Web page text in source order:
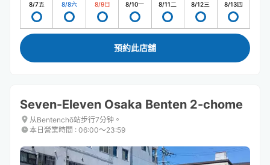
8/7五 8/8六 8/9日 8/10一 8/11二 8/12三 8/13四
預約此店舖
Seven-Eleven Osaka Benten 2-chome
从Bentenchō站步行7分钟。
本日營業時間 : 06:00〜23:59